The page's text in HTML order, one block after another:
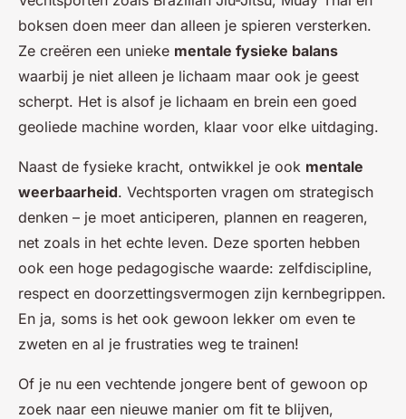
boksen doen meer dan alleen je spieren versterken.
Ze creëren een unieke mentale fysieke balans
waarbij je niet alleen je lichaam maar ook je geest
scherpt. Het is alsof je lichaam en brein een goed
geoliede machine worden, klaar voor elke uitdaging.
Naast de fysieke kracht, ontwikkel je ook mentale
weerbaarheid. Vechtsporten vragen om strategisch
denken – je moet anticiperen, plannen en reageren,
net zoals in het echte leven. Deze sporten hebben
ook een hoge pedagogische waarde: zelfdiscipline,
respect en doorzettingsvermogen zijn kernbegrippen.
En ja, soms is het ook gewoon lekker om even te
zweten en al je frustraties weg te trainen!
Of je nu een vechtende jongere bent of gewoon op
zoek naar een nieuwe manier om fit te blijven,